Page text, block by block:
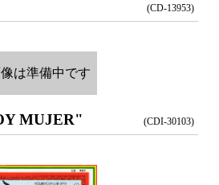
(CD-13953)
は準備中です
MUJER" (CDI-30103)